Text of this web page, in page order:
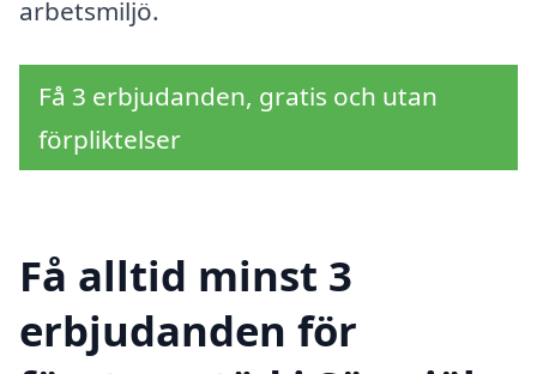
arbetsmiljö.
Få 3 erbjudanden, gratis och utan
förpliktelser
Få alltid minst 3
erbjudanden för